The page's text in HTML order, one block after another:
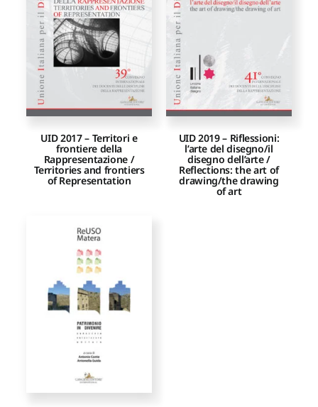
Proposte di pubblicazione
Gangemi Editore
UID 2017 – Territori e
frontiere della
Rappresentazione /
Territories and frontiers
of Representation
UID 2019 – Riflessioni:
l’arte del disegno/il
disegno dell’arte /
Reflections: the art of
drawing/the drawing
of art